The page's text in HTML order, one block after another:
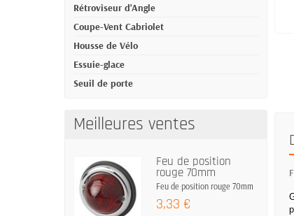
Rétroviseur d'Angle
Coupe-Vent Cabriolet
Housse de Vélo
Essuie-glace
Seuil de porte
Meilleures ventes
Feu de position
rouge 70mm
Feu de position rouge 70mm
3,33 €